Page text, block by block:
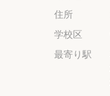
住所
学校区
最寄り駅